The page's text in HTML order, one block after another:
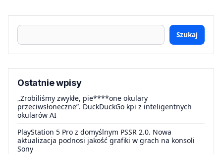
Szukaj
Ostatnie wpisy
„Zrobiliśmy zwykłe, pie****one okulary
przeciwsłoneczne”. DuckDuckGo kpi z inteligentnych
okularów AI
PlayStation 5 Pro z domyślnym PSSR 2.0. Nowa
aktualizacja podnosi jakość grafiki w grach na konsoli
Sony